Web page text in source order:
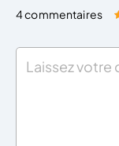
4 commentaires